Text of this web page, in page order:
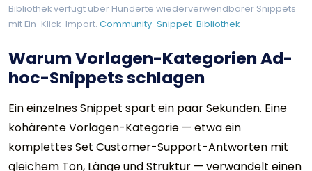
Bibliothek verfügt über Hunderte wiederverwendbarer Snippets
mit Ein-Klick-Import. Community-Snippet-Bibliothek
Warum Vorlagen-Kategorien Ad-
hoc-Snippets schlagen
Ein einzelnes Snippet spart ein paar Sekunden. Eine
kohärente Vorlagen-Kategorie — etwa ein
komplettes Set Customer-Support-Antworten mit
gleichem Ton, Länge und Struktur — verwandelt einen